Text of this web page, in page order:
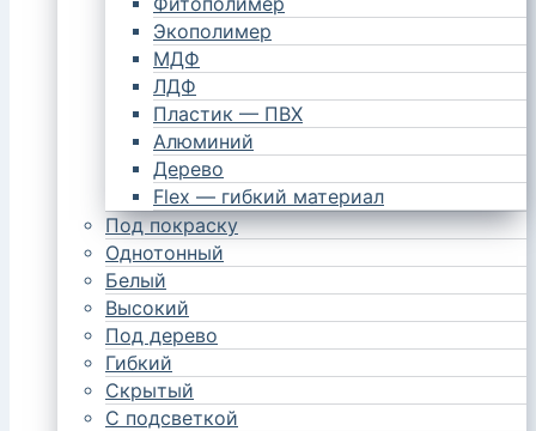
Экополимер
МДФ
ЛДФ
Пластик — ПВХ
Алюминий
Дерево
Flex — гибкий материал
Под покраску
Однотонный
Белый
Высокий
Под дерево
Гибкий
Скрытый
С подсветкой